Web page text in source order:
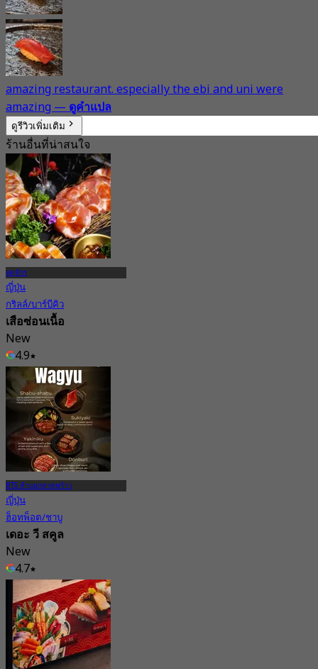
amazing restaurant. especially the ebi and uni were
amazing—ดูคำแปล
ดูรีวิวเพิ่มเติม
ร้านอื่นที่น่าสนใจ
จตุจักร
ญี่ปุ่น
กริลล์/บาร์บีคิว
เสือซ่อนเนื้อ
New
4.9
จาก ฿ 673
BTS ห้าแยกลาดพร้าว
ญี่ปุ่น
ฮ็อทพ็อต/ชาบู
เดอะ วี สคูล
New
4.7
จาก฿ 1,490